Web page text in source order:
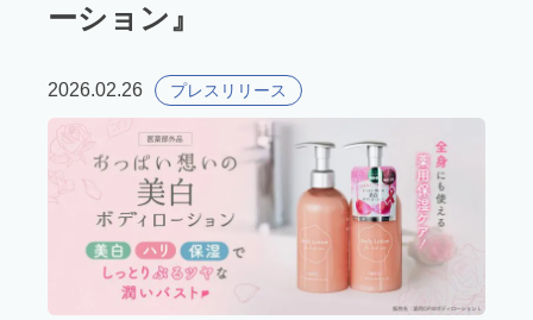
ーション』
2026.02.26 プレスリリース